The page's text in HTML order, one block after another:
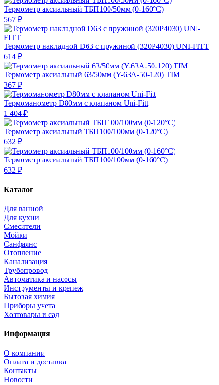
Термометр аксиальный ТБП100/50мм (0-160°С)
567 ₽
Термометр накладной D63 с пружиной (320Р4030) UNI-FITT
614 ₽
Термометр аксиальный 63/50мм (Y-63A-50-120) TIM
367 ₽
Термоманометр D80мм с клапаном Uni-Fitt
1 404 ₽
Термометр аксиальный ТБП100/100мм (0-120°С)
632 ₽
Термометр аксиальный ТБП100/100мм (0-160°С)
632 ₽
Каталог
Для ванной
Для кухни
Смесители
Мойки
Санфаянс
Отопление
Канализация
Трубопровод
Автоматика и насосы
Инструменты и крепеж
Бытовая химия
Приборы учета
Хозтовары и сад
Информация
О компании
Оплата и доставка
Контакты
Новости